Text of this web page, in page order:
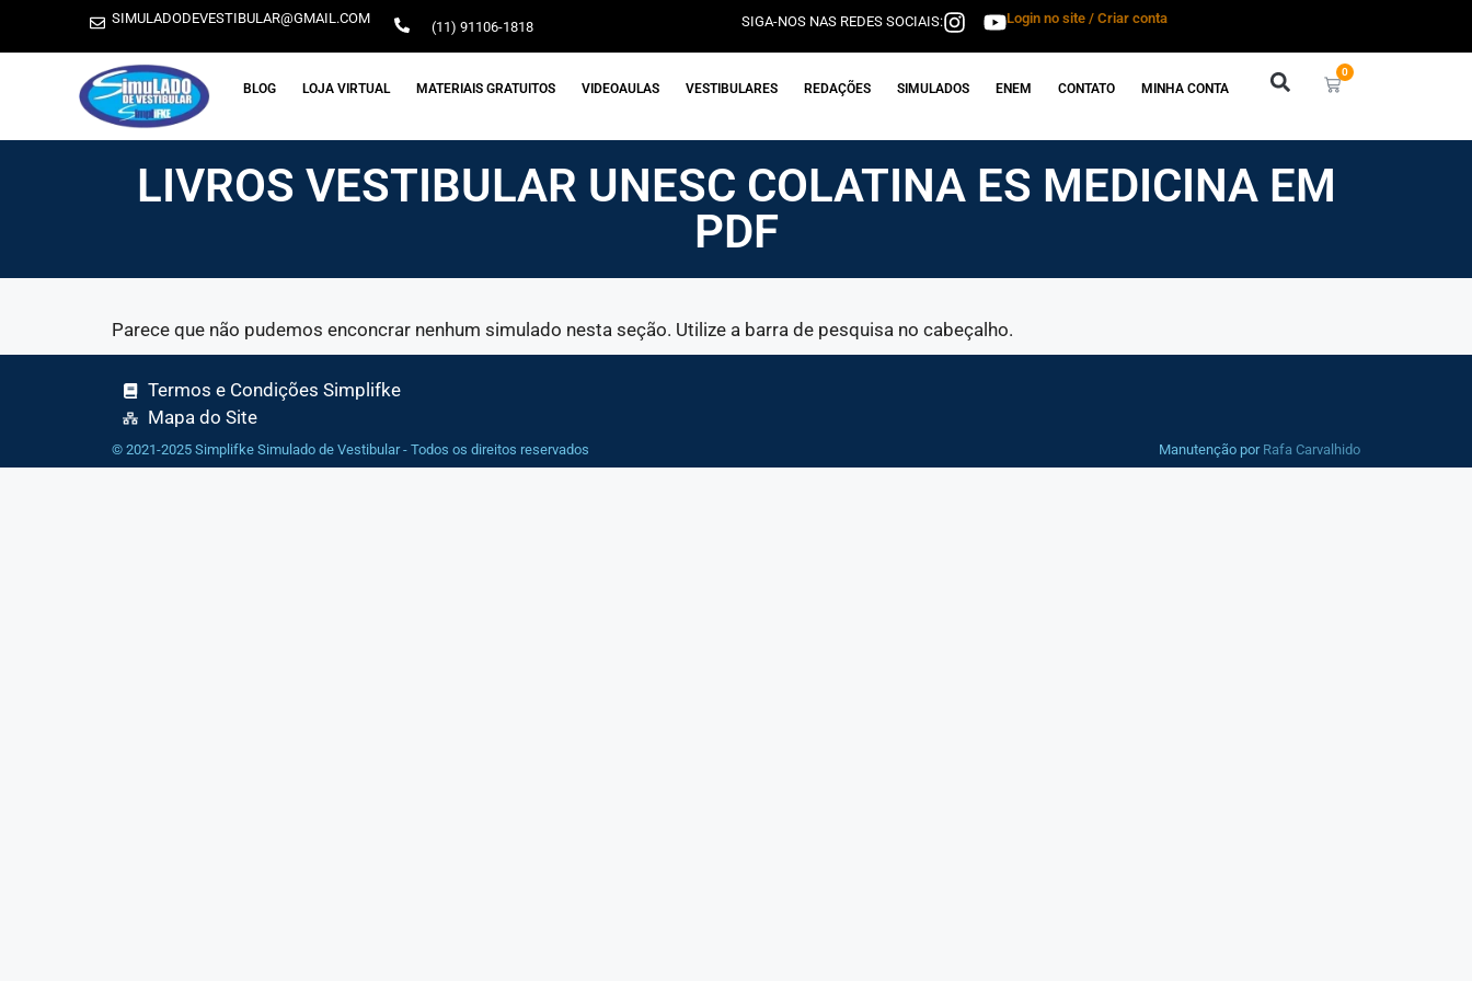
SIMULADODEVESTIBULAR@GMAIL.COM (11) 91106-1818 SIGA-NOS NAS REDES SOCIAIS: Login no site / Criar conta
BLOG LOJA VIRTUAL MATERIAIS GRATUITOS VIDEOAULAS VESTIBULARES REDAÇÕES SIMULADOS ENEM CONTATO MINHA CONTA
0
LIVROS VESTIBULAR UNESC COLATINA ES MEDICINA EM
PDF
Parece que não pudemos enconcrar nenhum simulado nesta seção. Utilize a barra de pesquisa no cabeçalho.
Termos e Condições Simplifke
Mapa do Site
© 2021-2025 Simplifke Simulado de Vestibular - Todos os direitos reservados Manutenção por Rafa Carvalhido